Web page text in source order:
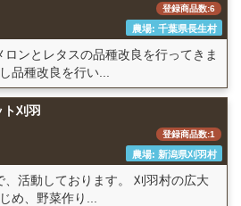
登録商品数:6
農場: 千葉県長生村
ンとレタスの品種改良を行ってきま
品種改良を行い...
ト刈羽
登録商品数:1
農場: 新潟県刈羽村
、活動しております。 刈羽村の広大
め、野菜作り...